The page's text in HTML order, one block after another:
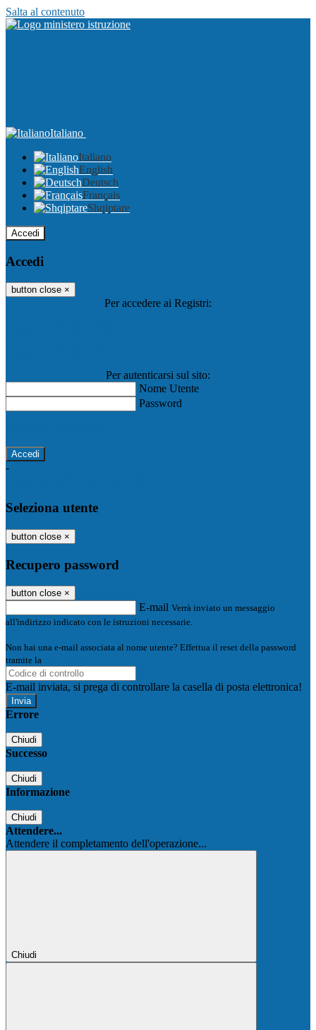
Salta al contenuto
Italiano
Italiano
English
Deutsch
Français
Shqiptare
Accedi
Accedi
button close ×
Per accedere ai Registri:
Per autenticarsi sul sito:
Nome Utente
Password
-
Seleziona utente
button close ×
Recupero password
button close ×
E-mail Verrà inviato un messaggio
all'indirizzo indicato con le istruzioni necessarie.
Non hai una e-mail associata al nome utente? Effettua il reset della password
tramite la
E-mail inviata, si prega di controllare la casella di posta elettronica!
Errore
Chiudi
Successo
Chiudi
Informazione
Chiudi
Attendere...
Attendere il completamento dell'operazione...
Chiudi